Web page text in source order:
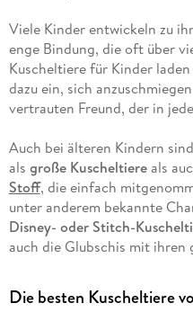
Viele Kinder entwickeln zu
enge Bindung, die oft über
Kuscheltiere für Kinder
dazu ein, sich
vertrauten Freund, der in
Auch bei älteren Kindern
als große Kuscheltiereals
Stoff, die einfach
unter anderem bekannte
Disney- oder Stitch-
auch die Glubschis mit ihren
Die besten Kuscheltiere